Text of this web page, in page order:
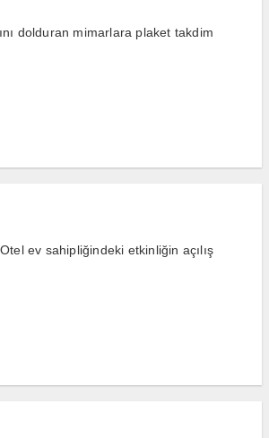
dolduran mimarlara plaket takdim
ev sahipliğindeki etkinliğin açılış